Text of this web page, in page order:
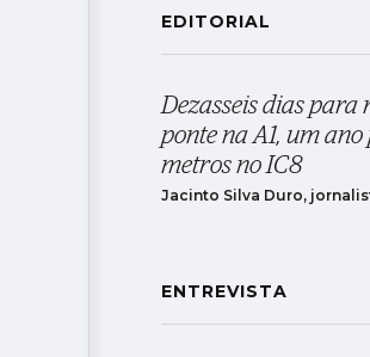
EDITORIAL
Dezasseis dias
ponte na A1, um
metros no IC8
Jacinto Silva Duro,
ENTREVISTA